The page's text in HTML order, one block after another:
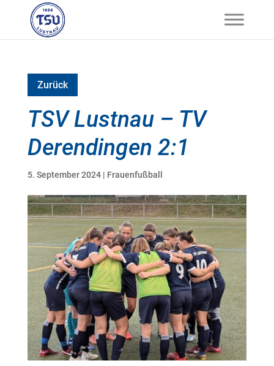
Zurück
TSV Lustnau – TV
Derendingen 2:1
5. September 2024| Frauenfußball